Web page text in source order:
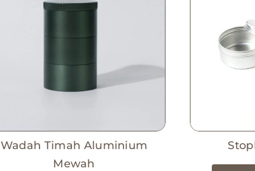
Wadah Timah Aluminium
Mewah